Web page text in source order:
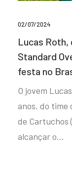
02/07/2024
Lucas Roth,
Standard
festa no
O jovem
anos, do time
de Cartuchos
alcançar o…